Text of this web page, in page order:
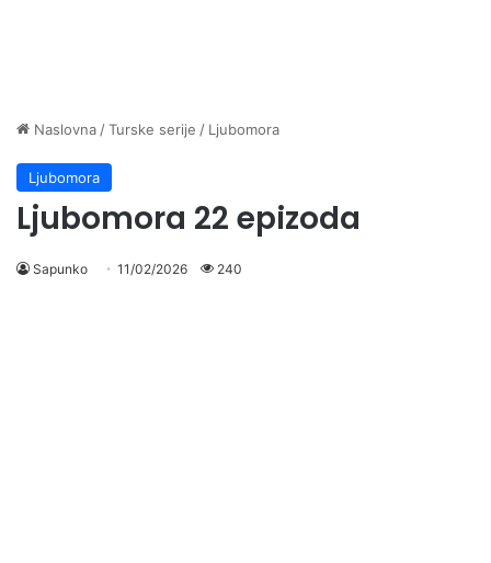
Naslovna /Turske serije / Ljubomora
Ljubomora
Ljubomora 22 epizoda
Sapunko 11/02/2026 240